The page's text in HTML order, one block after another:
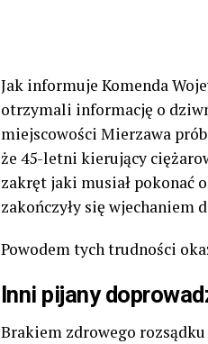
Jak informuje Komenda
otrzymali informację o
miejscowości Mierzawa
że 45-letni kierujący
zakręt jaki musiał pokonać
zakończyły się wjechaniem
Powodem tych trudności
Inni pijany
Brakiem zdrowego